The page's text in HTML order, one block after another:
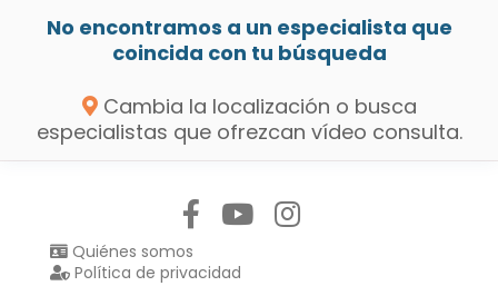
No encontramos a un especialista que
coincida con tu búsqueda
Cambia la localización o busca
especialistas que ofrezcan vídeo consulta.
Quiénes somos
Política de privacidad